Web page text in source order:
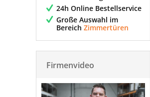
24h Online Bestellservice
Große Auswahl im
Bereich Zimmertüren
Firmenvideo